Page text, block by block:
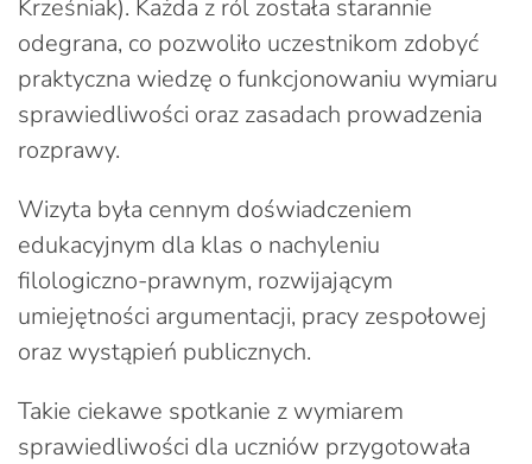
Krześniak). Każda z ról została starannie
odegrana, co pozwoliło uczestnikom zdobyć
praktyczna wiedzę o funkcjonowaniu wymiaru
sprawiedliwości oraz zasadach prowadzenia
rozprawy.
Wizyta była cennym doświadczeniem
edukacyjnym dla klas o nachyleniu
filologiczno-prawnym, rozwijającym
umiejętności argumentacji, pracy zespołowej
oraz wystąpień publicznych.
Takie ciekawe spotkanie z wymiarem
sprawiedliwości dla uczniów przygotowała